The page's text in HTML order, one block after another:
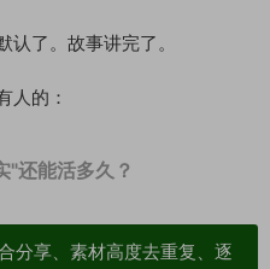
了。故事讲完了。
人的：
"还能活多久？
分享、素材高度去重复、逐